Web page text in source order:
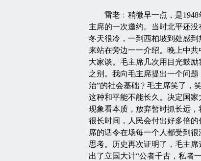
雷老﹕稍微早一点，是1948
主席的一次邀约。当时北平还
冬天很冷，一到西柏坡到处感
来站在旁边一一介绍。晚上中
大家谈。毛主席几次用目光鼓
之别。我向毛主席提出一个问
治”的社会基础﹖毛主席笑了，
这种和平能不能长久。决定国
现象看本质，放弃暂时抓长远
很长时间，人民会付出好多倍
席的话令在场每一个人都受到
思考。历史再次证明了，毛主
出了立国大计“公者千古，私者